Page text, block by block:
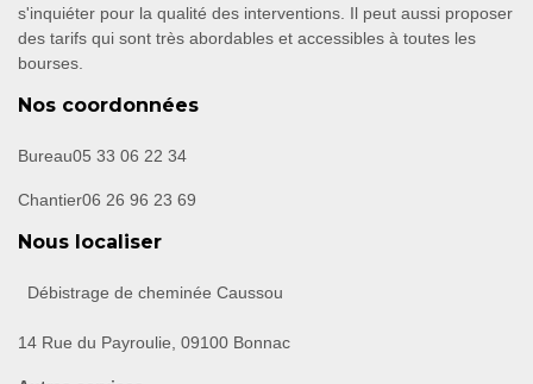
s'inquiéter pour la qualité des interventions. Il peut aussi proposer
des tarifs qui sont très abordables et accessibles à toutes les
bourses.
Nos coordonnées
Bureau05 33 06 22 34
Chantier06 26 96 23 69
Nous localiser
Débistrage de cheminée Caussou
14 Rue du Payroulie, 09100 Bonnac